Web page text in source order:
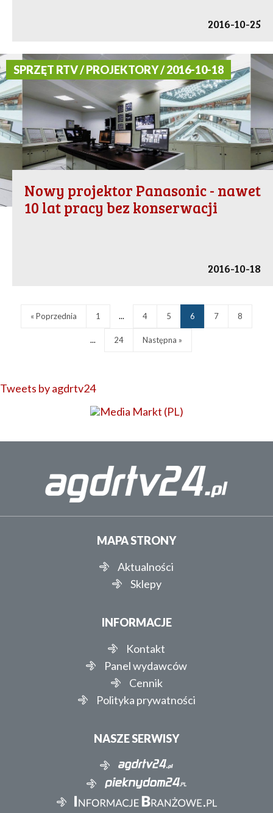
2016-10-25
SPRZĘT RTV / PROJEKTORY / 2016-10-18
Nowy projektor Panasonic - nawet
10 lat pracy bez konserwacji
2016-10-18
« Poprzednia 1 ... 4 5 6 7 8
... 24 Następna »
Tweets by agdrtv24
MAPA STRONY
Aktualności
Sklepy
INFORMACJE
Kontakt
Panel wydawców
Cennik
Polityka prywatności
NASZE SERWISY